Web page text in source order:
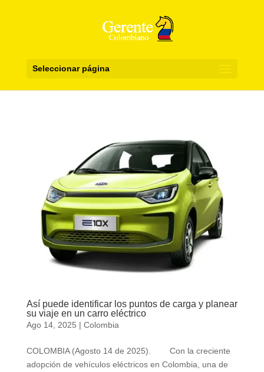
Seleccionar página
Así puede identificar los puntos de carga y planear
su viaje en un carro eléctrico
Ago 14, 2025 | Colombia
COLOMBIA (Agosto 14 de 2025). Con la creciente
adopción de vehículos eléctricos en Colombia, una de